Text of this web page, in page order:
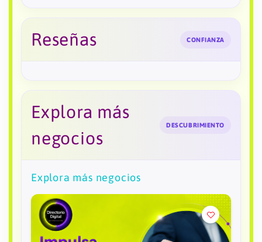
Reseñas CONFIANZA
Explora más
negocios
DESCUBRIMIENTO
Explora más negocios